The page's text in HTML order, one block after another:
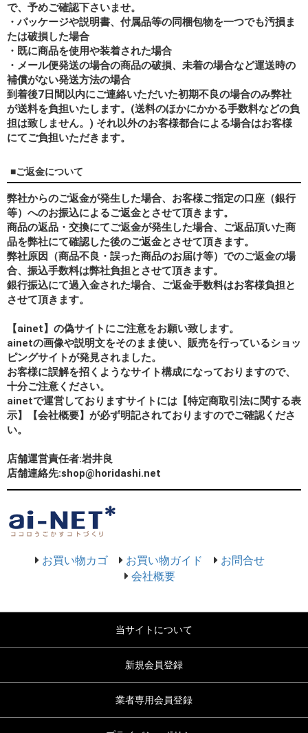
で、予めご確認下さいませ。
・パッケージや説明書、付属品等の同梱包物を一つでも汚損ま
たは破損した場合
・既に商品を使用や装着された場合
・メール便発送の場合の商品の破損、未着の場合など運送時の
補償がない発送方法の場合
到着後7日間以内にご連絡いただいた初期不良の場合のみ弊社
が送料を負担いたします。(送料のほかにかかる手数料などの負
担は致しません。) それ以外のお客様都合による場合はお客様
にてご負担いただきます。
■ご返金について
弊社からのご返金が発生した場合、お客様ご指定の口座（銀行
等）へのお振込によるご返金とさせて頂きます。
商品の返品・交換にてご返金が発生した場合、ご返品頂いた商
品を弊社にて確認した後のご返金とさせて頂きます。
弊社原因（商品不良・誤った商品のお届け等）でのご返金の場
合、振込手数料は弊社負担とさせて頂きます。
銀行振込にて過入金された場合、ご返金手数料はお客様負担と
させて頂きます。
【ainet】の偽サイトにご注意をお願い致します。
ainetの画像や説明文をそのまま使い、販売を行っているショッ
ピングサイトが発見されました。
お客様に誤解を招くようなサイト構成になっておりますので、
十分ご注意ください。
ainetで運営しておりますサイトには【特定商取引法に関する表
示】【会社概要】が必ず明記されておりますのでご確認くださ
い。
店舗運営責任者:岩井良
店舗連絡先:shop@horidashi.net
お買い物カゴ お買い物ガイド
お問合せ
会社概要
当サイトについて
新規会員登録
業者専用会員登録